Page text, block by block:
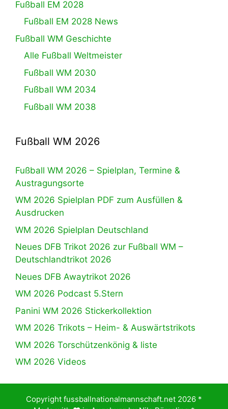
Fußball EM 2028
Fußball EM 2028 News
Fußball WM Geschichte
Alle Fußball Weltmeister
Fußball WM 2030
Fußball WM 2034
Fußball WM 2038
Fußball WM 2026
Fußball WM 2026 – Spielplan, Termine &
Austragungsorte
WM 2026 Spielplan PDF zum Ausfüllen &
Ausdrucken
WM 2026 Spielplan Deutschland
Neues DFB Trikot 2026 zur Fußball WM –
Deutschlandtrikot 2026
Neues DFB Awaytrikot 2026
WM 2026 Podcast 5.Stern
Panini WM 2026 Stickerkollektion
WM 2026 Trikots – Heim- & Auswärtstrikots
WM 2026 Torschützenkönig & liste
WM 2026 Videos
Copyright fussballnationalmannschaft.net 2026 *